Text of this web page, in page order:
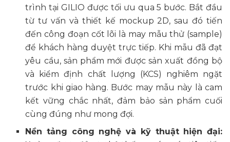
trình tại GILIO được tối ưu qua 5 bước. Bắt đầu
từ tư vấn và thiết kế mockup 2D, sau đó tiến
đến công đoạn cốt lõi là may mẫu thử (sample)
để khách hàng duyệt trực tiếp. Khi mẫu đã đạt
yêu cầu, sản phẩm mới được sản xuất đồng bộ
và kiểm định chất lượng (KCS) nghiêm ngặt
trước khi giao hàng. Bước may mẫu này là cam
kết vững chắc nhất, đảm bảo sản phẩm cuối
cùng đúng như mong đợi.
Nền tảng công nghệ và kỹ thuật hiện đại: